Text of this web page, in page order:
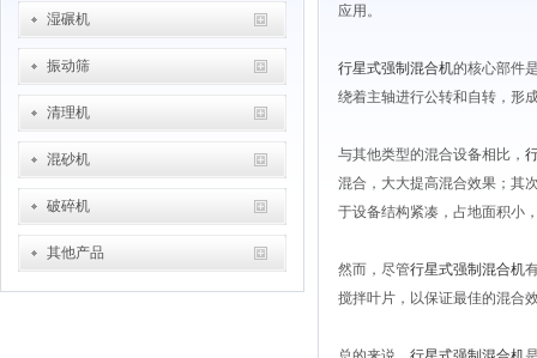
湿碾机
振动筛
清理机
混砂机
破碎机
其他产品
应用。
行星式强制混合机的核心部件
绕着主轴进行公转和自转，形
与其他类型的混合设备相比，
混合，大大提高混合效果；其
于设备结构紧凑，占地面积小
然而，尽管行星式强制混合机
搅拌叶片，以保证最佳的混合